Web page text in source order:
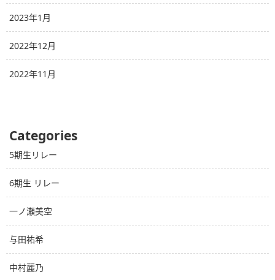
2023年1月
2022年12月
2022年11月
Categories
5期生リレー
6期生 リレー
一ノ瀬美空
与田祐希
中村麗乃